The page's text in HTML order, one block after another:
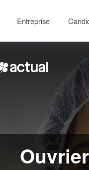
Entreprise